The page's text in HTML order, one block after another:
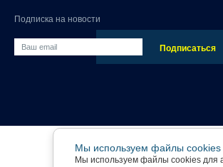
Подписка на новости
Мы используем файлы cookies
Мы используем файлы cookies для